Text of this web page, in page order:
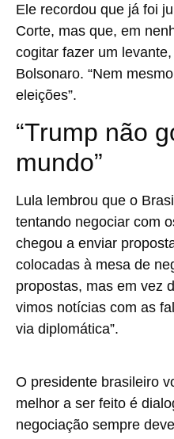
Ele recordou que já foi
Corte, mas que, em
cogitar fazer um
Bolsonaro. “Nem
eleições”.
“Trump não
mundo”
Lula lembrou que o
tentando negociar com
chegou a enviar
colocadas à mesa de
propostas, mas em vez
vimos notícias com as
via diplomática”.
O presidente brasileiro
melhor a ser feito é
negociação sempre